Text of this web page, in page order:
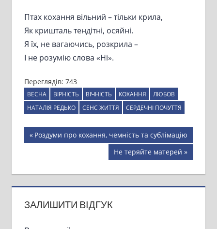
Птах кохання вільний – тільки крила,
Як кришталь тендітні, осяйні.
Я їх, не вагаючись, розкрила –
I не розумію слова «Ні».
Переглядів: 743
ВЕСНА ВІРНІСТЬ ВІЧНІСТЬ КОХАННЯ
ЛЮБОВ
НАТАЛІЯ РЕДЬКО
СЕНС ЖИТТЯ СЕРДЕЧНІ ПОЧУТТЯ
Навігація
Previous
Post:
Роздуми про кохання, чемність та сублімацію
Next
Post:
Не теряйте матерей
ЗАЛИШИТИ ВІДГУК